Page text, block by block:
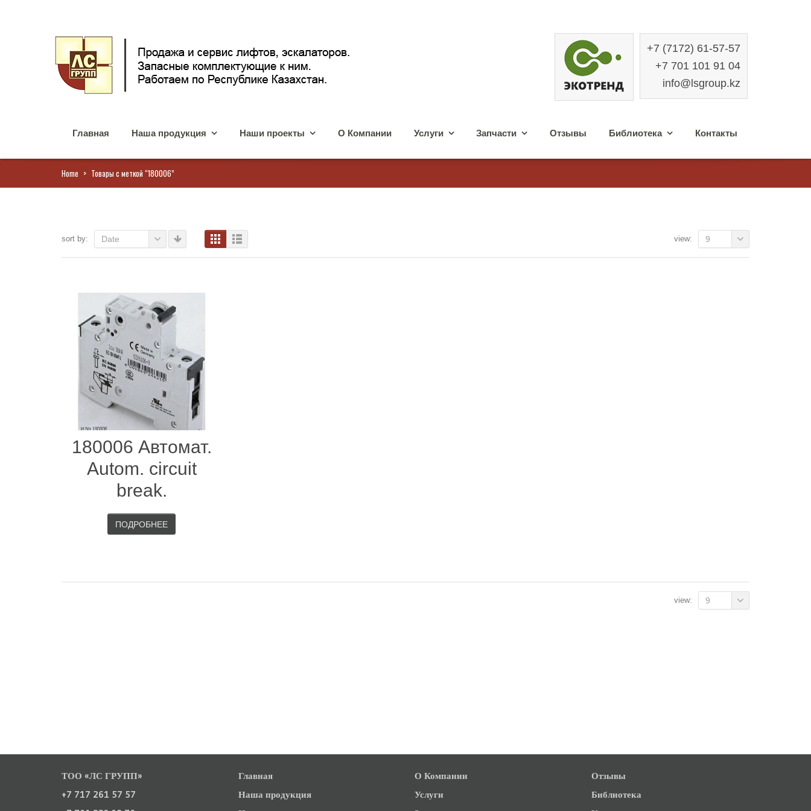
+7 (7172) 61-57-57
+7 701 101 91 04
info@lsgroup.kz
Главная Наша продукция Наши проекты О Компании Услуги Запчасти Отзывы Библиотека Контакты
Home > Товары с меткой “180006”
sort by: Date view: 9
180006 Автомат.
Autom. circuit
break.
ПОДРОБНЕЕ
view: 9
ТОО «ЛС ГРУПП»
+7 717 261 57 57
Главная
Наша продукция
О Компании
Услуги
Отзывы
Библиотека